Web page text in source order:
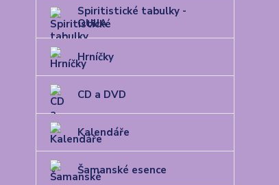
Spiritistické tabulky -
OUIJA
Hrníčky
CD a DVD
Kalendáře
Šamanské esence